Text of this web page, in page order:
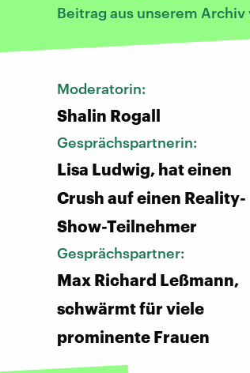
Beitrag aus unserem Archiv
Moderatorin:
Shalin Rogall
Gesprächspartnerin:
Lisa Ludwig, hat einen
Crush auf einen Reality-
Show-Teilnehmer
Gesprächspartner:
Max Richard Leßmann,
schwärmt für viele
prominente Frauen